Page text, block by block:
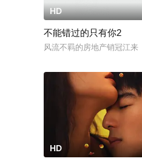
HD
不能错过的只有你2
风流不羁的房地产销冠江来
HD